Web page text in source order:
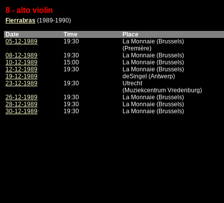
8 - alto violin
Fierrabras (1989-1990)
Date
Time
Place
05-12-1989
19:30
La Monnaie (Brussels)
(Première)
08-12-1989
19:30
La Monnaie (Brussels)
10-12-1989
15:00
La Monnaie (Brussels)
12-12-1989
19:30
La Monnaie (Brussels)
19-12-1989
deSingel (Antwerp)
23-12-1989
19:30
Utrecht
(Muziekcentrum Vredenburg)
26-12-1989
19:30
La Monnaie (Brussels)
28-12-1989
19:30
La Monnaie (Brussels)
30-12-1989
19:30 La Monnaie (Brussels)